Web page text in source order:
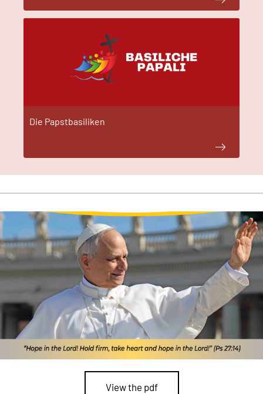
Die Papstbasiliken
View the pdf